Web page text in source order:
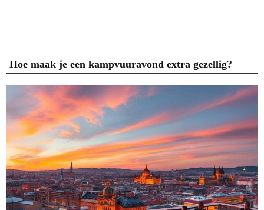
Hoe maak je een kampvuuravond extra gezellig?